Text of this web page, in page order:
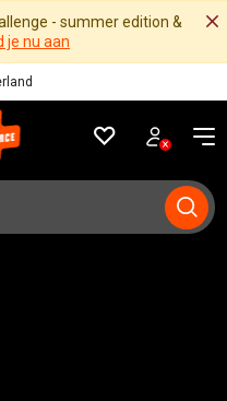
- summer edition &
je nu aan